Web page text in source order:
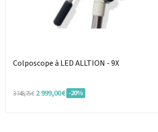
Colposcope à LED ALLTION - 9X
3 748,75 € 2 999,00 € -20%